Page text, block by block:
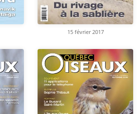
15 février 2017